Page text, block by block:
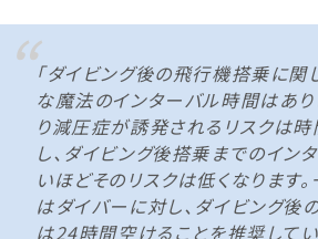
「ダイビング後の飛行機搭乗に関
な魔法のインターバル時間はあり
り減圧症が誘発されるリスクは
し、ダイビング後搭乗までのイン
いほどそのリスクは低くなります
はダイバーに対し、ダイビング
は24時間空けることを推奨してい